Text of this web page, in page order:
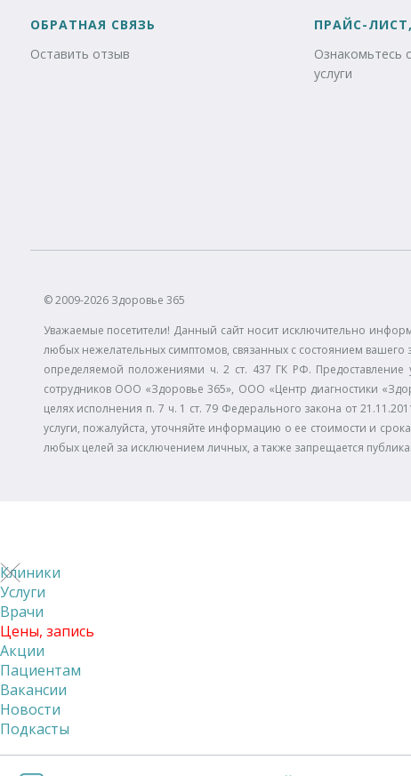
ОБРАТНАЯ СВЯЗЬ
Оставить отзыв
ПРАЙС-
Ознакомьтесь
услуги
© 2009-2026 Здоровье 365
Уважаемые посетители! Данный сайт носит исключительно
любых нежелательных симптомов, связанных с состоянием
определяемой положениями ч. 2 ст. 437 ГК РФ. Предоставление
сотрудников ООО «Здоровье 365», ООО «Центр диагностики
целях исполнения п. 7 ч. 1 ст. 79 Федерального закона от
услуги, пожалуйста, уточняйте информацию о ее стоимости и
любых целей за исключением личных, а также запрещается
Клиники
Услуги
Врачи
Цены, запись
Акции
Пациентам
Вакансии
Новости
Подкасты